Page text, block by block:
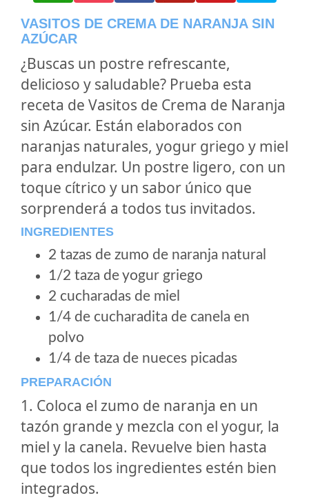
VASITOS DE CREMA DE NARANJA SIN
AZÚCAR
¿Buscas un postre refrescante,
delicioso y saludable? Prueba esta
receta de Vasitos de Crema de Naranja
sin Azúcar. Están elaborados con
naranjas naturales, yogur griego y miel
para endulzar. Un postre ligero, con un
toque cítrico y un sabor único que
sorprenderá a todos tus invitados.
INGREDIENTES
2 tazas de zumo de naranja natural
1/2 taza de yogur griego
2 cucharadas de miel
1/4 de cucharadita de canela en
polvo
1/4 de taza de nueces picadas
PREPARACIÓN
1. Coloca el zumo de naranja en un
tazón grande y mezcla con el yogur, la
miel y la canela. Revuelve bien hasta
que todos los ingredientes estén bien
integrados.